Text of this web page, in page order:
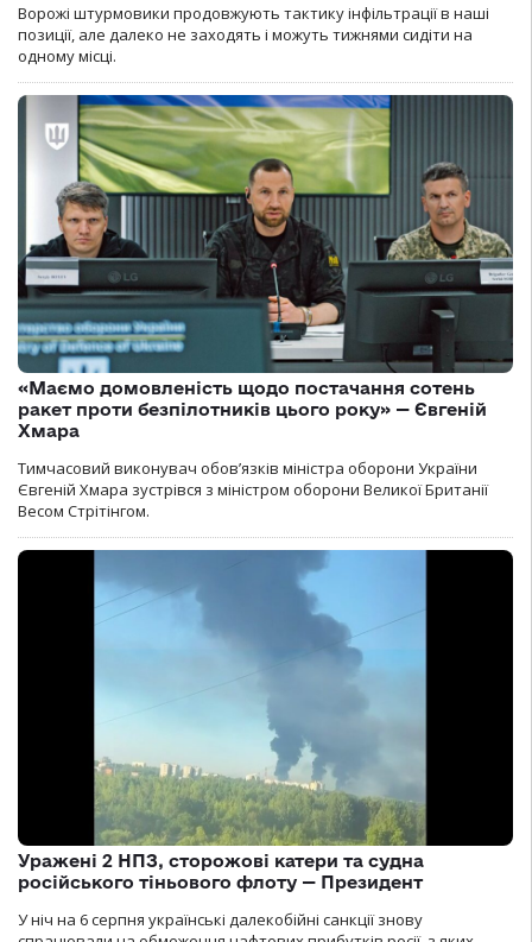
Ворожі штурмовики продовжують тактику інфільтрації в наші
позиції, але далеко не заходять і можуть тижнями сидіти на
одному місці.
«Маємо домовленість щодо постачання сотень
ракет проти безпілотників цього року» — Євгеній
Хмара
Тимчасовий виконувач обов’язків міністра оборони України
Євгеній Хмара зустрівся з міністром оборони Великої Британії
Весом Стрітінгом.
Уражені 2 НПЗ, сторожові катери та судна
російського тіньового флоту — Президент
У ніч на 6 серпня українські далекобійні санкції знову